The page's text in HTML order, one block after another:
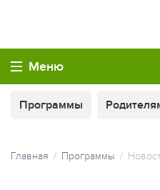
Меню
Программы
Главная Программы